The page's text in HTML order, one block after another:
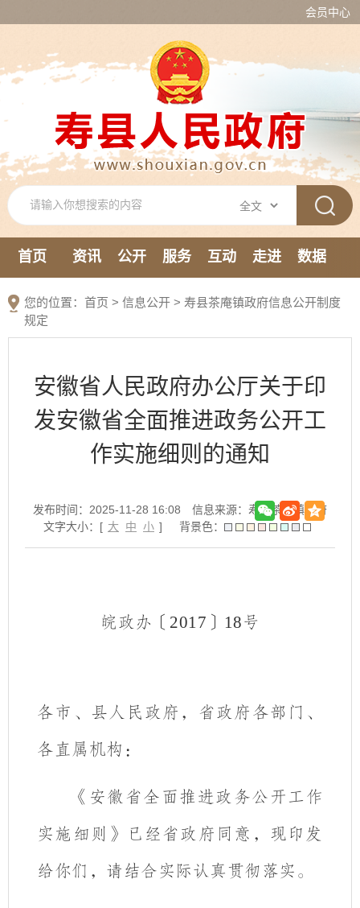
会员中心
首页 资讯 公开 服务 互动 走进
数据
您的位置： 首页 > 信息公开 > 寿县茶庵镇政府信息公开制度
规定
安徽省人民政府办公厅关于印
发安徽省全面推进政务公开工
作实施细则的通知
发布时间：2025-11-28 16:08
信息来源：寿县茶庵镇政府
文字大小：[ 大 中 小 ] 背景色：
皖政办〔 2017 〕 18号
各市、县人民政府，省政府各部门、
各直属机构：
《安徽省全面推进政务公开工作
实施细则》已经省政府同意，现印发
给你们，请结合实际认真贯彻落实。